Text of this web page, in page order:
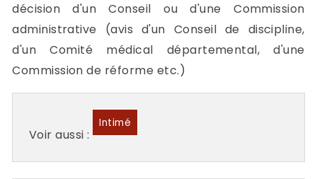
décision d'un Conseil ou d'une Commission
administrative (avis d'un Conseil de discipline,
d'un Comité médical départemental, d'une
Commission de réforme etc.)
Voir aussi :
Intimé